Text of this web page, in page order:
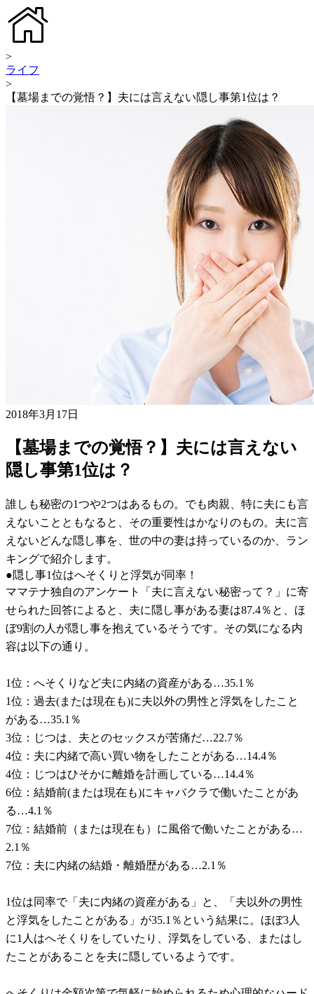
>
ライフ
>
【墓場までの覚悟？】夫には言えない隠し事第1位は？
2018年3月17日
【墓場までの覚悟？】夫には言えない
隠し事第1位は？
誰しも秘密の1つや2つはあるもの。でも肉親、特に夫にも言
えないことともなると、その重要性はかなりのもの。夫に言
えないどんな隠し事を、世の中の妻は持っているのか、ラン
キングで紹介します。
●隠し事1位はへそくりと浮気が同率！
ママテナ独自のアンケート「夫に言えない秘密って？」に寄
せられた回答によると、夫に隠し事がある妻は87.4％と、ほ
ぼ9割の人が隠し事を抱えているそうです。その気になる内
容は以下の通り。
1位：へそくりなど夫に内緒の資産がある…35.1％
1位：過去(または現在も)に夫以外の男性と浮気をしたこと
がある…35.1％
3位：じつは、夫とのセックスが苦痛だ…22.7％
4位：夫に内緒で高い買い物をしたことがある…14.4％
4位：じつはひそかに離婚を計画している…14.4％
6位：結婚前(または現在も)にキャバクラで働いたことがあ
る…4.1％
7位：結婚前（または現在も）に風俗で働いたことがある…
2.1％
7位：夫に内緒の結婚・離婚歴がある…2.1％
1位は同率で「夫に内緒の資産がある」と、「夫以外の男性
と浮気をしたことがある」が35.1％という結果に。ほぼ3人
に1人はへそくりをしていたり、浮気をしている、またはし
たことがあることを夫に隠しているようです。